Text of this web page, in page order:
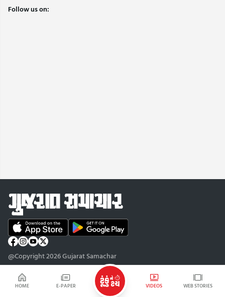
HOME E-PAPER VIDEOS WEB STORIES
Follow us on:
@Copyright 2026 Gujarat Samachar